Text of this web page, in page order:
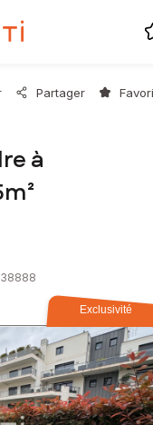
Partager
à
Exclusivité